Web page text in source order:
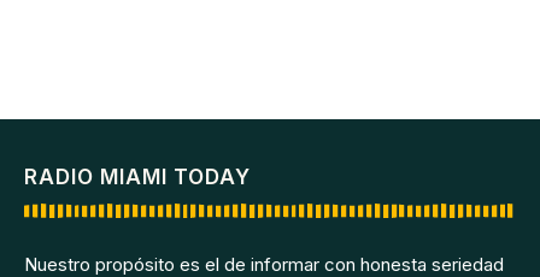
RADIO MIAMI TODAY
Nuestro propósito es el de informar con honesta seriedad